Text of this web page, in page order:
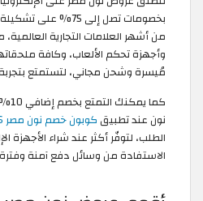
بخصومات تصل إلى
من أشهر العلامات التجارية
وأجهزة تحكم الألعاب، وكافة
مُيسرة وشحن مجاني، لتستمتع
نون عند تطبيق كوبون خصم نون مصر 2026
الطلب، لتوفّر أكثر عند شراء الأجهزة
الاستفادة من وسائل دفع آمنة